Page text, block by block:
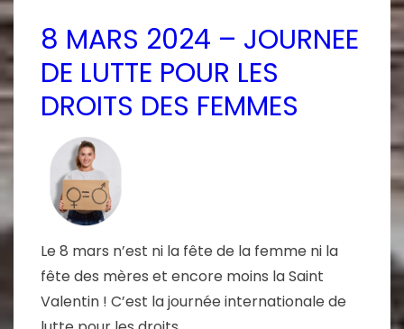
8 MARS 2024 – JOURNEE
DE LUTTE POUR LES
DROITS DES FEMMES
Le 8 mars n’est ni la fête de la femme ni la
fête des mères et encore moins la Saint
Valentin ! C’est la journée internationale de